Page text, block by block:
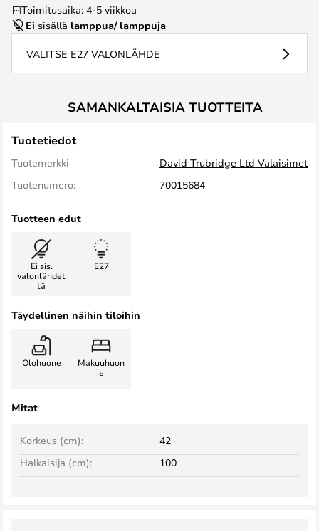
Toimitusaika: 4-5 viikkoa
Ei sisällä lamppua/ lamppuja
VALITSE E27 VALONLÄHDE
SAMANKALTAISIA TUOTTEITA
Tuotetiedot
Tuotemerkki
David Trubridge Ltd Valaisimet
Tuotenumero:
70015684
Tuotteen edut
Ei sis.
valonlähdet
tä
E27
Täydellinen näihin tiloihin
Olohuone
Makuuhuon
e
Mitat
Korkeus (cm):
42
Halkaisija (cm):
100